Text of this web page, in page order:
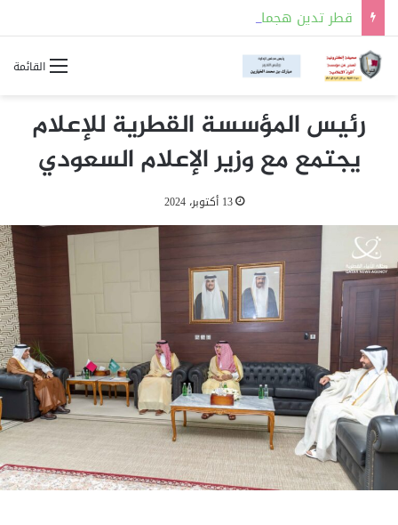
القائمة
رئيس المؤسسة القطرية للإعلام
يجتمع مع وزير الإعلام السعودي
13 أكتوبر، 2024